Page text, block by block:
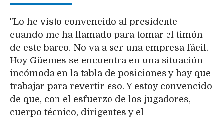
"Lo he visto convencido al presidente
cuando me ha llamado para tomar el timón
de este barco. No va a ser una empresa fácil.
Hoy Güemes se encuentra en una situación
incómoda en la tabla de posiciones y hay que
trabajar para revertir eso. Y estoy convencido
de que, con el esfuerzo de los jugadores,
cuerpo técnico, dirigentes y el